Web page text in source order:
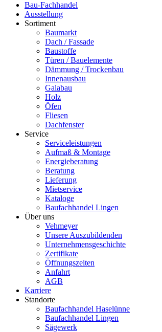
Bau-Fachhandel
Ausstellung
Sortiment
Baumarkt
Dach / Fassade
Baustoffe
Türen / Bauelemente
Dämmung / Trockenbau
Innenausbau
Galabau
Holz
Öfen
Fliesen
Dachfenster
Service
Serviceleistungen
Aufmaß & Montage
Energieberatung
Beratung
Lieferung
Mietservice
Kataloge
Baufachhandel Lingen
Über uns
Vehmeyer
Unsere Auszubildenden
Unternehmensgeschichte
Zertifikate
Öffnungszeiten
Anfahrt
AGB
Karriere
Standorte
Baufachhandel Haselünne
Baufachhandel Lingen
Sägewerk